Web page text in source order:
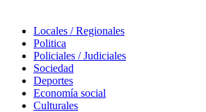
Locales / Regionales
Politica
Policiales / Judiciales
Sociedad
Deportes
Economía social
Culturales